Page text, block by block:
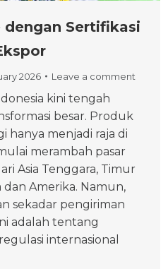
dengan Sertifikasi
2026 Leave a comment
kini tengah
besar. Produk
hanya menjadi raja di
merambah pasar
Asia Tenggara, Timur
Amerika. Namun,
sekadar pengiriman
adalah tentang
internasional